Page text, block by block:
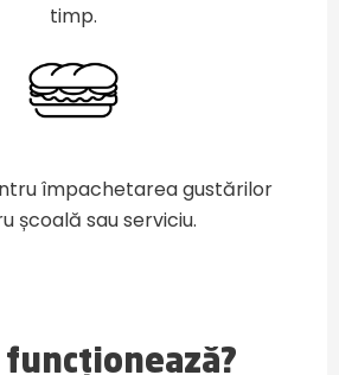
timp.
împachetarea gustărilor
școală sau serviciu.
funcționează?